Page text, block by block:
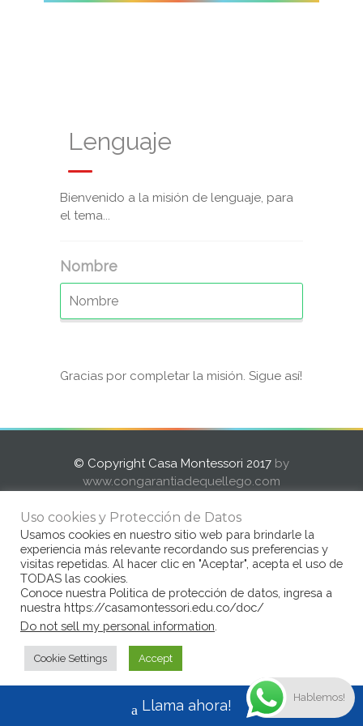
Lenguaje
Bienvenido a la misión de lenguaje, para
el tema...
Nombre
Gracias por completar la misión. Sigue así!
© Copyright Casa Montessori 2017 by
www.congarantiadequellego.com
Uso cookies y Protección de Datos
Usamos cookies en nuestro sitio web para brindarle la
experiencia más relevante recordando sus preferencias y
visitas repetidas. Al hacer clic en "Aceptar", acepta el uso de
TODAS las cookies.
Conoce nuestra Politica de protección de datos, ingresa a
nuestra https://casamontessori.edu.co/doc/
Do not sell my personal information
Cookie Settings Accept
Llama ahora! Hablemos!